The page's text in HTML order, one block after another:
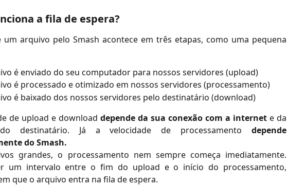
a fila de espera?
um arquivo pelo Smash acontece em três etapas, como uma pequena
é enviado do seu computador para nossos servidores (upload)
é processado e otimizado em nossos servidores (processamento)
é baixado dos nossos servidores pelo destinatário (download)
de upload e download depende da sua conexão com a internet e da
destinatário. Já a velocidade de processamento depende
do Smash.
grandes, o processamento nem sempre começa imediatamente.
um intervalo entre o fim do upload e o início do processamento,
que o arquivo entra na fila de espera.